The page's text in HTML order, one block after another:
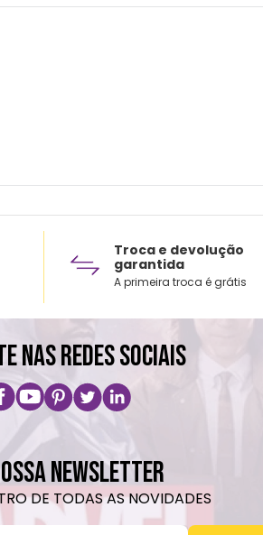
Troca e devolução
garantida
A primeira troca é grátis
NAS REDES SOCIAIS
NEWSLETTER
DE TODAS AS NOVIDADES